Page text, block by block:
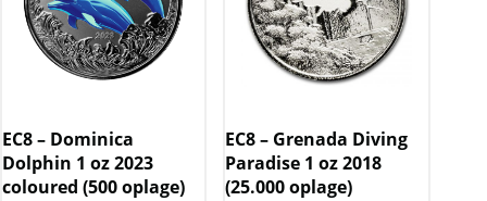
EC8 – Dominica
Dolphin 1 oz 2023
coloured (500 oplage)
EC8 – Grenada Diving
Paradise 1 oz 2018
(25.000 oplage)